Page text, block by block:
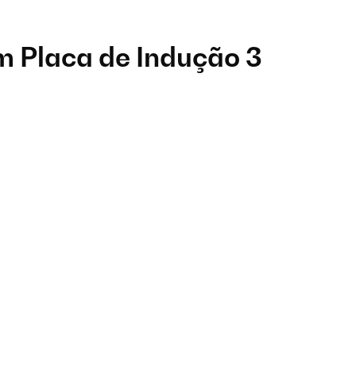
Placa de Indução 3